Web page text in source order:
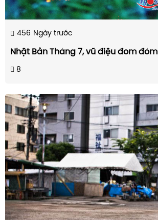
456 Ngày trước
Nhật Bản Tháng 7, vũ điệu đom đóm
8